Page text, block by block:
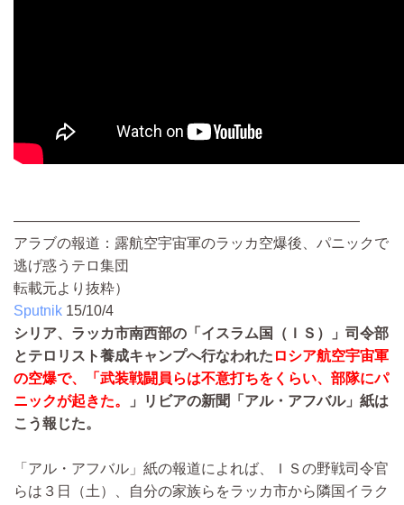
――――――――――――――――――――――――
アラブの報道：露航空宇宙軍のラッカ空爆後、パニックで
逃げ惑うテロ集団
転載元より抜粋）
Sputnik 15/10/4
シリア、ラッカ市南西部の「イスラム国（ＩＳ）」司令部
とテロリスト養成キャンプへ行なわれた ロシア航空宇宙軍
の空爆で、「武装戦闘員らは不意打ちをくらい、部隊にパ
ニックが起きた。
」リビアの新聞「アル・アフバル」紙は
こう報じた。
「アル・アフバル」紙の報道によれば、ＩＳの野戦司令官
らは３日（土）、自分の家族らをラッカ市から隣国イラク